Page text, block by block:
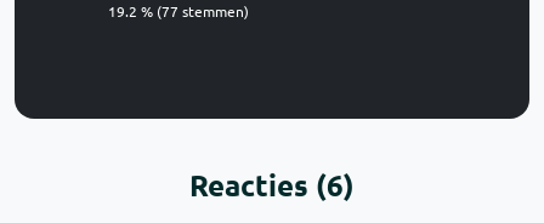
19.2 % (77 stemmen)
Reacties (6)